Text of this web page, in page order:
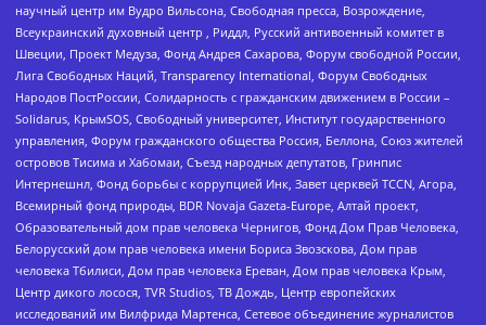
научный центр им Вудро Вильсона, Свободная пресса, Возрождение,
Всеукраинский духовный центр , Риддл, Русский антивоенный комитет в
Швеции, Проект Медуза, Фонд Андрея Сахарова, Форум свободной России,
Лига Свободных Наций, Transparеncy International, Форум Свободных
Народов ПостРоссии, Солидарность с гражданским движением в России –
Solidarus, КрымSOS, Свободный университет, Институт государственного
управления, Форум гражданского общества Россия, Беллона, Союз жителей
островов Тисима и Хабомаи, Съезд народных депутатов, Гринпис
Интернешнл, Фонд борьбы с коррупцией Инк, Завет церквей TCCN, Агора,
Всемирный фонд природы, BDR Novaja Gazeta-Europe, Алтай проект,
Образовательный дом прав человека Чернигов, Фонд Дом Прав Человека,
Белорусский дом прав человека имени Бориса Звозскова, Дом прав
человека Тбилиси, Дом прав человека Ереван, Дом прав человека Крым,
Центр дикого лосося, TVR Studios, ТВ Дождь, Центр европейских
исследований им Вилфрида Мартенса, Сетевое объединение журналистов